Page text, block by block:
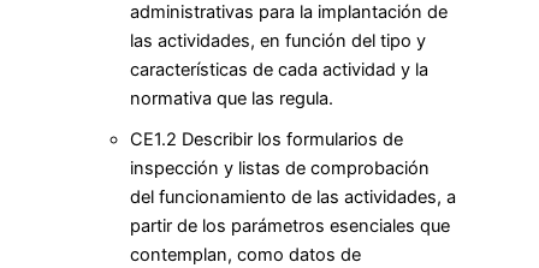
administrativas para la implantación de
las actividades, en función del tipo y
características de cada actividad y la
normativa que las regula.
CE1.2 Describir los formularios de
inspección y listas de comprobación
del funcionamiento de las actividades, a
partir de los parámetros esenciales que
contemplan, como datos de